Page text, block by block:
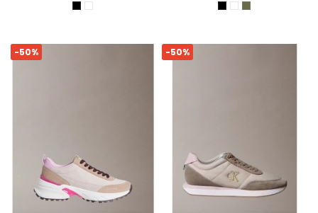
BLACK/BRIGHT WHITE
WHITE/ANCIENT WHITE BLACK/BRIGHT WHITE
BRIGHT WHITE/
CAPERS/KHAKI/
-50% -50%